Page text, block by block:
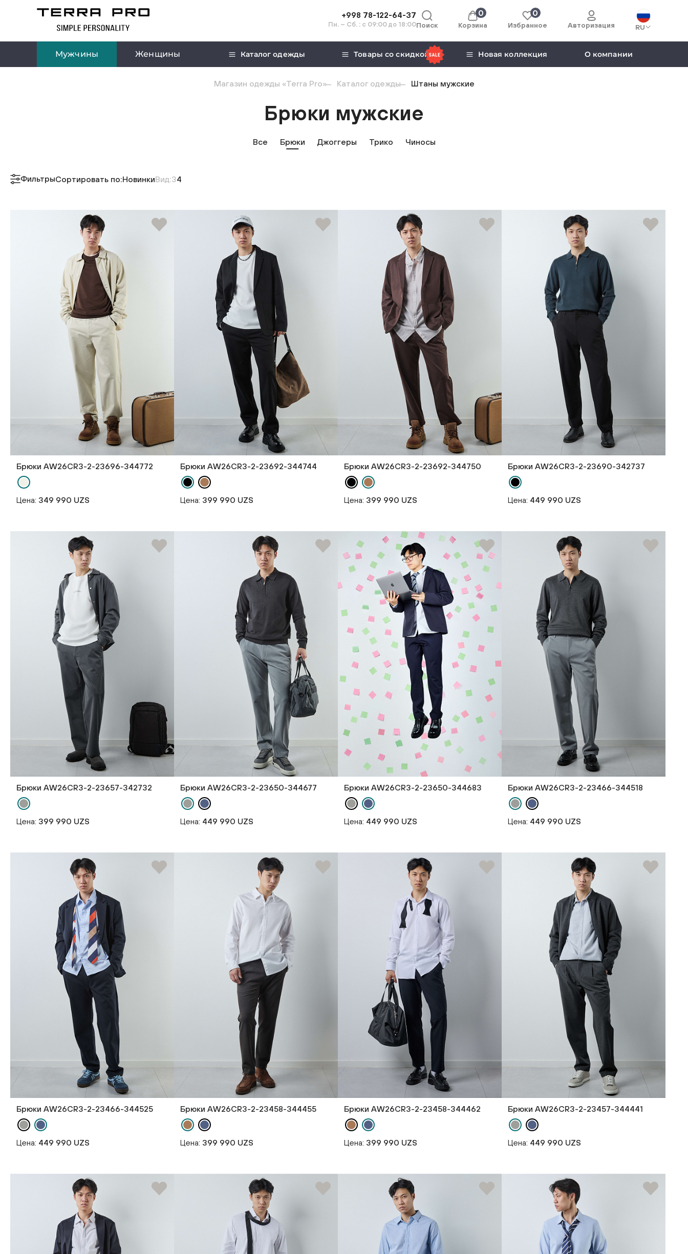
+998 78-122-64-37
Пн. – Сб. : с 09:00 до 18:00Поиск Корзина
0 0
Избранное Авторизация RU
Мужчины Женщины Каталог одежды Товары со скидкой Новая коллекция О компании
Магазин одежды «Terra Pro» Каталог одежды Штаны мужские
Брюки мужские
Все Брюки Джоггеры Трико Чиносы
ФильтрыСортировать по:НовинкиВид:34
Брюки AW26CR3-2-23696-344772
Цена: 349 990 UZS
Брюки AW26CR3-2-23692-344744
Цена: 399 990 UZS
Брюки AW26CR3-2-23692-344750
Цена: 399 990 UZS
Брюки AW26CR3-2-23690-342737
Цена: 449 990 UZS
Брюки AW26CR3-2-23657-342732
Цена: 399 990 UZS
Брюки AW26CR3-2-23650-344677
Цена: 449 990 UZS
Брюки AW26CR3-2-23650-344683
Цена: 449 990 UZS
Брюки AW26CR3-2-23466-344518
Цена: 449 990 UZS
Брюки AW26CR3-2-23466-344525
Цена: 449 990 UZS
Брюки AW26CR3-2-23458-344455
Цена: 399 990 UZS
Брюки AW26CR3-2-23458-344462
Цена: 399 990 UZS
Брюки AW26CR3-2-23457-344441
Цена: 449 990 UZS